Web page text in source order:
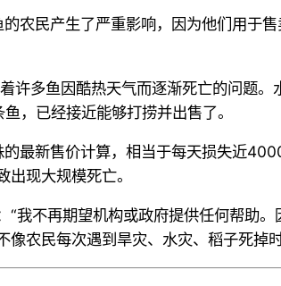
农民产生了严重影响，因为他们用于
许多鱼因酷热天气而逐渐死亡的问题。
鱼，已经接近能够打捞并出售了。
的最新售价计算，相当于每天损失近
出现大规模死亡。
“我不再期望机构或政府提供任何帮助
农民每次遇到旱灾、水灾、稻子死掉